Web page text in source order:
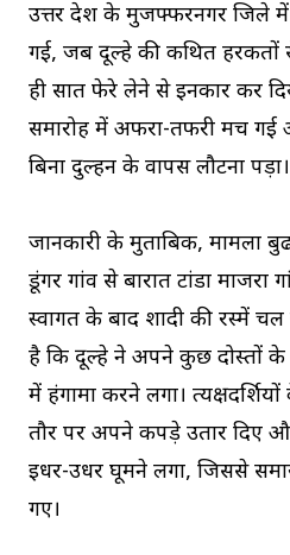
उत्तर प्रदेश के मुजफ्फरनगर जिले
गई, जब दूल्हे की कथित हरकतों
ही सात फेरे लेने से इनकार कर
समारोह में अफरा-तफरी मच गई
बिना दुल्हन के वापस लौटना पड़ा।
जानकारी के मुताबिक, मामला
डूंगर गांव से बारात टांडा माजरा
स्वागत के बाद शादी की रस्में चल
है कि दूल्हे ने अपने कुछ दोस्तों
में हंगामा करने लगा।
तौर पर अपने कपड़े उतार दिए
इधर-उधर घूमने लगा, जिससे
गए।